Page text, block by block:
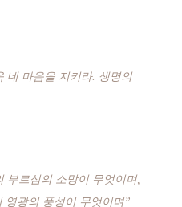
네 마음을 지키라. 생명의
부르심의 소망이 무엇이며,
영광의 풍성이 무엇이며”